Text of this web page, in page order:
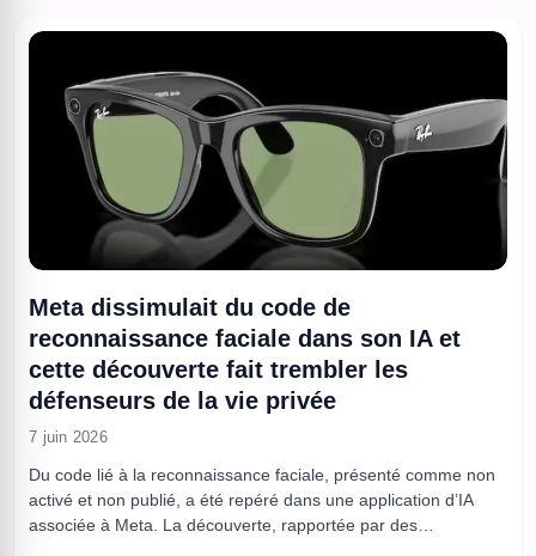
Meta dissimulait du code de
reconnaissance faciale dans son IA et
cette découverte fait trembler les
défenseurs de la vie privée
7 juin 2026
Du code lié à la reconnaissance faciale, présenté comme non
activé et non publié, a été repéré dans une application d’IA
associée à Meta. La découverte, rapportée par des